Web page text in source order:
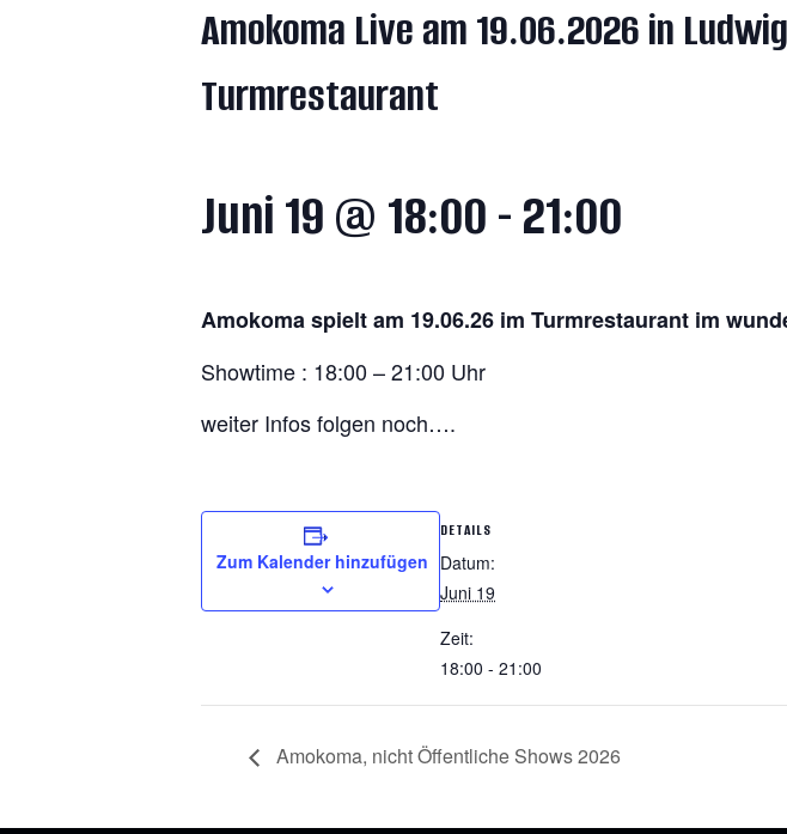
Amokoma Live am 19.06.2026 in
Turmrestaurant
Juni 19 @ 18:00-21:00
Amokoma spielt am 19.06.26 im Turmrestaurant im
Showtime : 18:00 – 21:00 Uhr
weiter Infos folgen noch….
Zum Kalender hinzufügen
DETAILS
Datum:
Juni 19
Zeit:
18:00 - 21:00
Amokoma, nicht Öffentliche Shows 2026